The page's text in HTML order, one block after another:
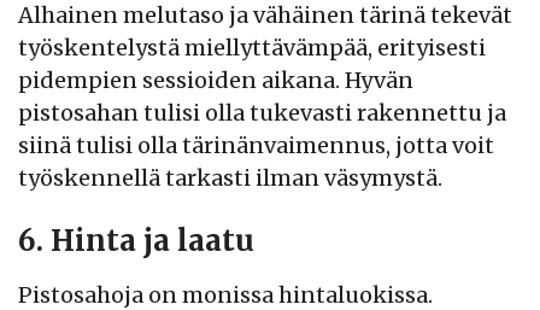
Alhainen melutaso ja vähäinen tärinä tekevät
työskentelystä miellyttävämpää, erityisesti
pidempien sessioiden aikana. Hyvän
pistosahan tulisi olla tukevasti rakennettu ja
siinä tulisi olla tärinänvaimennus, jotta voit
työskennellä tarkasti ilman väsymystä.
6. Hinta ja laatu
Pistosahoja on monissa hintaluokissa.